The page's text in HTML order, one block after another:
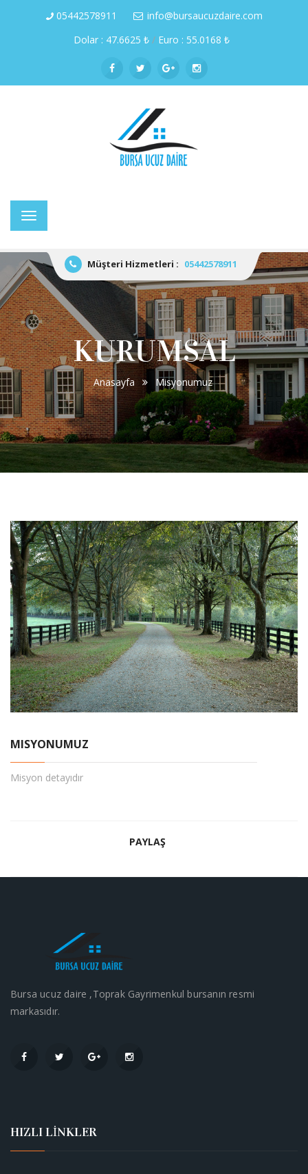
05442578911
info@bursaucuzdaire.com
Dolar : 47.6625 ₺ / Euro : 55.0168 ₺
Menü
Müşteri Hizmetleri : 05442578911
KURUMSAL
Anasayfa Misyonumuz
MISYONUMUZ
Misyon detayıdır
PAYLAŞ
Bursa ucuz daire ,Toprak Gayrimenkul bursanın resmi
markasıdır.
HIZLI LİNKLER